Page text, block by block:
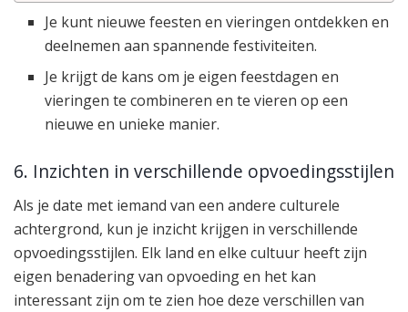
Je kunt nieuwe feesten en vieringen ontdekken en
deelnemen aan spannende festiviteiten.
Je krijgt de kans om je eigen feestdagen en
vieringen te combineren en te vieren op een
nieuwe en unieke manier.
6. Inzichten in verschillende opvoedingsstijlen
Als je date met iemand van een andere culturele
achtergrond, kun je inzicht krijgen in verschillende
opvoedingsstijlen. Elk land en elke cultuur heeft zijn
eigen benadering van opvoeding en het kan
interessant zijn om te zien hoe deze verschillen van